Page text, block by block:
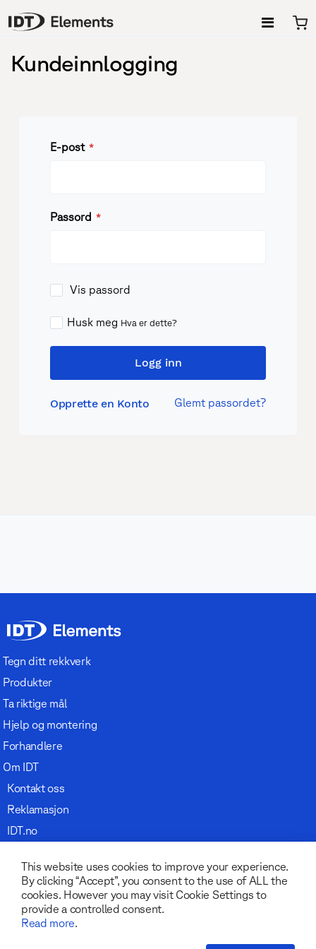
Kundeinnlogging
E-post
Passord
Vis passord
Husk meg Hva er dette?
Logg inn
Glemt passordet?
Opprette en Konto
Tegn ditt rekkverk
Produkter
Ta riktige mål
Hjelp og montering
Forhandlere
Om IDT
Kontakt oss
Reklamasjon
IDT.no
This website uses cookies to improve your experience.
By clicking “Accept”, you consent to the use of ALL the
cookies. However you may visit Cookie Settings to
provide a controlled consent.
Read more.